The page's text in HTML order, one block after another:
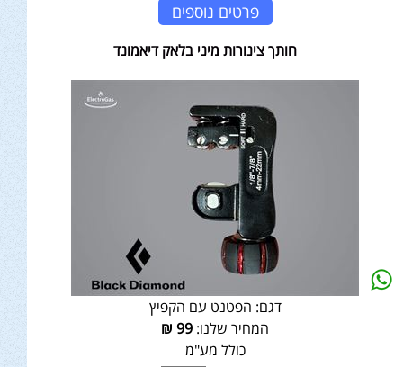
פרטים נוספים
חותך צינורות מיני בלאק דיאמונד
דגם: הפטנט עם הקפיץ
המחיר שלנו: 99
₪
כולל מע"מ